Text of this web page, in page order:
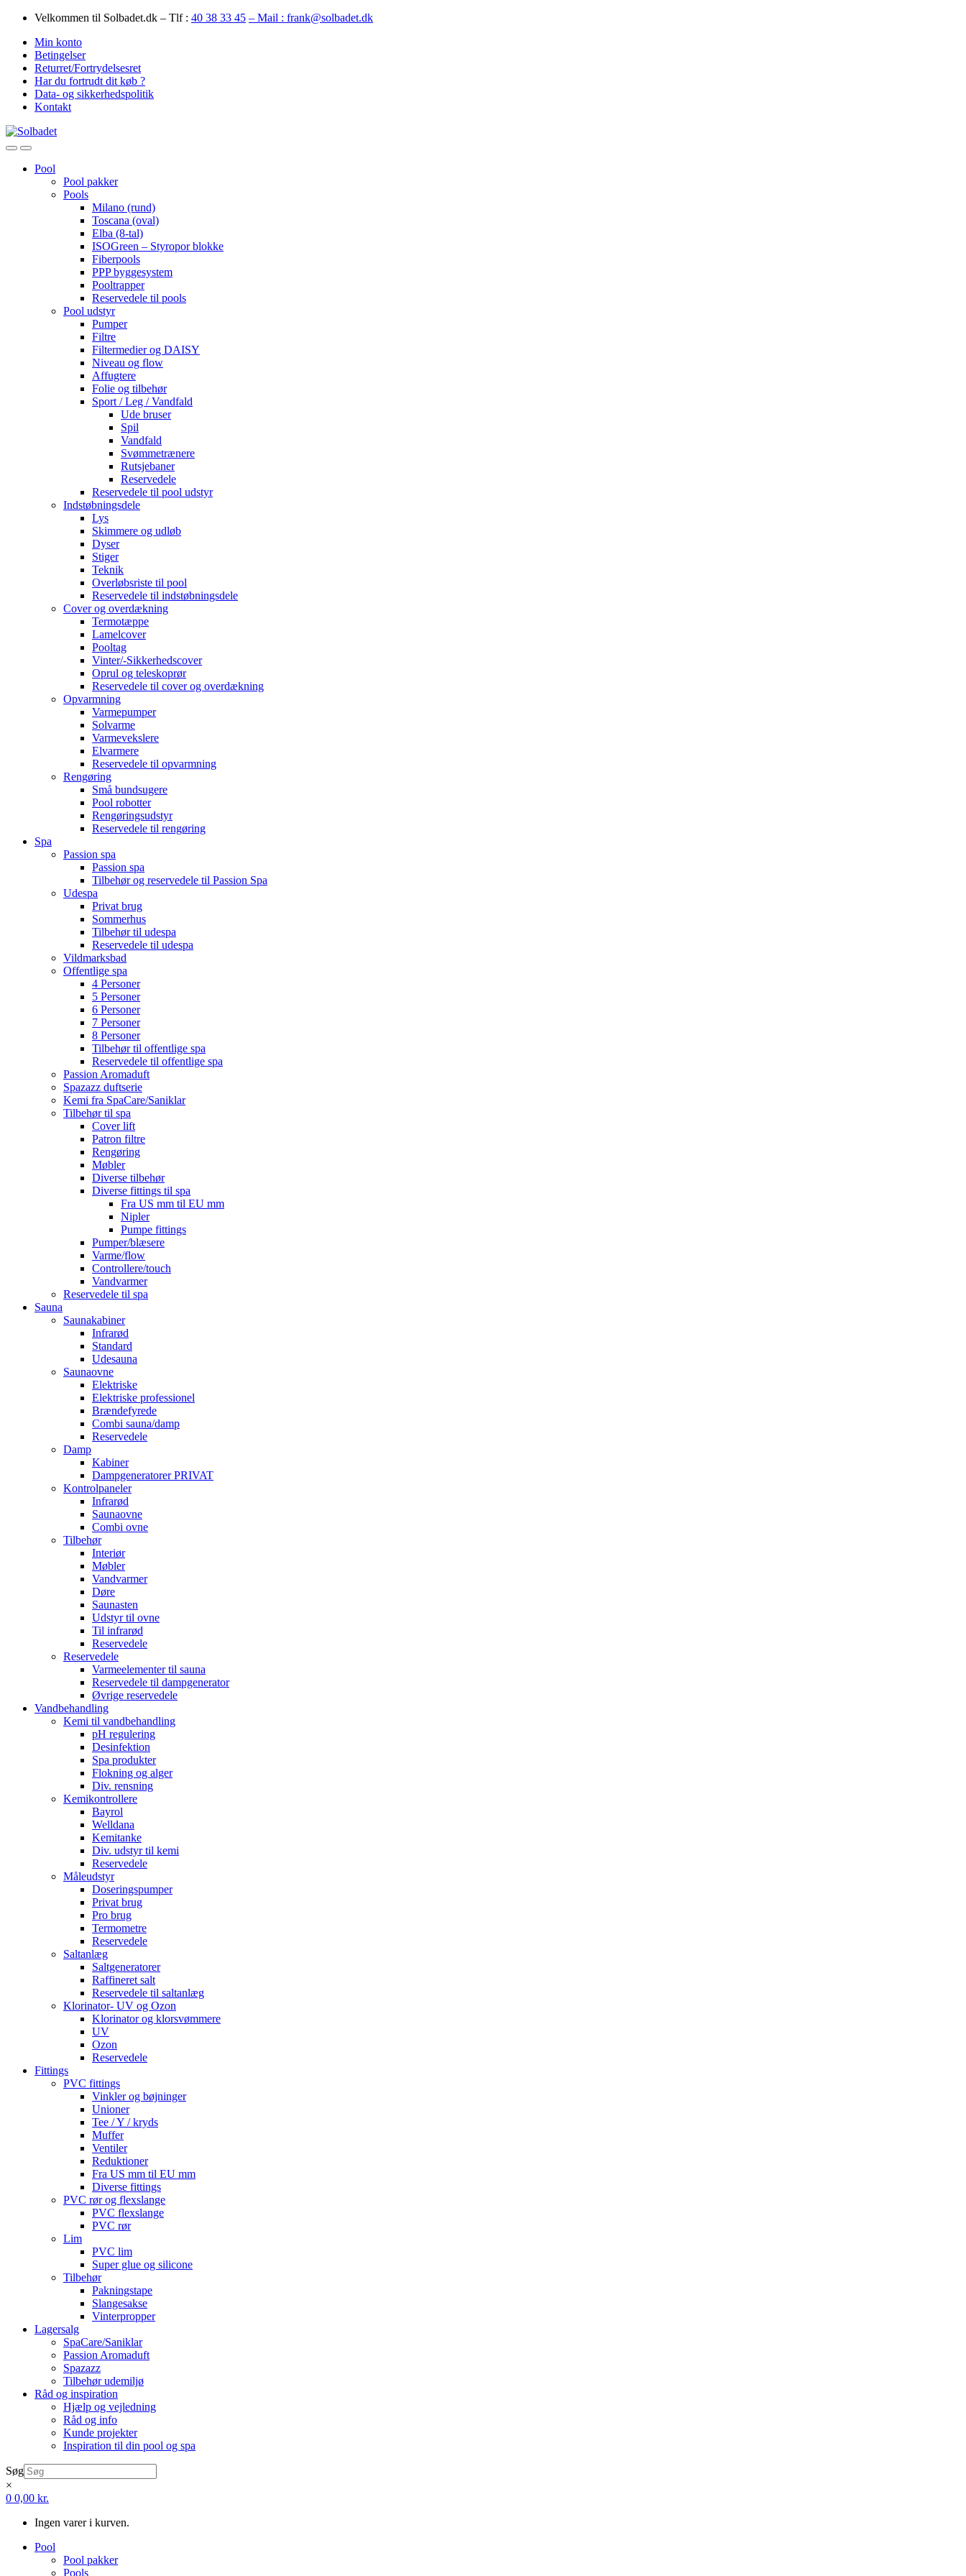
Skip
navigation
Skip
content
Velkommen til Solbadet.dk – Tlf : 40 38 33 45 – Mail : frank@solbadet.dk
Min konto
Betingelser
Returret/Fortrydelsesret
Har du fortrudt dit køb ?
Data- og sikkerhedspolitik
Kontakt
OpenClose
Pool
Pool pakker
Pools
Milano (rund)
Toscana (oval)
Elba (8-tal)
ISOGreen – Styropor blokke
Fiberpools
PPP byggesystem
Pooltrapper
Reservedele til pools
Pool udstyr
Pumper
Filtre
Filtermedier og DAISY
Niveau og flow
Affugtere
Folie og tilbehør
Sport / Leg / Vandfald
Ude bruser
Spil
Vandfald
Svømmetrænere
Rutsjebaner
Reservedele
Reservedele til pool udstyr
Indstøbningsdele
Lys
Skimmere og udløb
Dyser
Stiger
Teknik
Overløbsriste til pool
Reservedele til indstøbningsdele
Cover og overdækning
Termotæppe
Lamelcover
Pooltag
Vinter/-Sikkerhedscover
Oprul og teleskoprør
Reservedele til cover og overdækning
Opvarmning
Varmepumper
Solvarme
Varmevekslere
Elvarmere
Reservedele til opvarmning
Rengøring
Små bundsugere
Pool robotter
Rengøringsudstyr
Reservedele til rengøring
Spa
Passion spa
Passion spa
Tilbehør og reservedele til Passion Spa
Udespa
Privat brug
Sommerhus
Tilbehør til udespa
Reservedele til udespa
Vildmarksbad
Offentlige spa
4 Personer
5 Personer
6 Personer
7 Personer
8 Personer
Tilbehør til offentlige spa
Reservedele til offentlige spa
Passion Aromaduft
Spazazz duftserie
Kemi fra SpaCare/Saniklar
Tilbehør til spa
Cover lift
Patron filtre
Rengøring
Møbler
Diverse tilbehør
Diverse fittings til spa
Fra US mm til EU mm
Nipler
Pumpe fittings
Pumper/blæsere
Varme/flow
Controllere/touch
Vandvarmer
Reservedele til spa
Sauna
Saunakabiner
Infrarød
Standard
Udesauna
Saunaovne
Elektriske
Elektriske professionel
Brændefyrede
Combi sauna/damp
Reservedele
Damp
Kabiner
Dampgeneratorer PRIVAT
Kontrolpaneler
Infrarød
Saunaovne
Combi ovne
Tilbehør
Interiør
Møbler
Vandvarmer
Døre
Saunasten
Udstyr til ovne
Til infrarød
Reservedele
Reservedele
Varmeelementer til sauna
Reservedele til dampgenerator
Øvrige reservedele
Vandbehandling
Kemi til vandbehandling
pH regulering
Desinfektion
Spa produkter
Flokning og alger
Div. rensning
Kemikontrollere
Bayrol
Welldana
Kemitanke
Div. udstyr til kemi
Reservedele
Måleudstyr
Doseringspumper
Privat brug
Pro brug
Termometre
Reservedele
Saltanlæg
Saltgeneratorer
Raffineret salt
Reservedele til saltanlæg
Klorinator- UV og Ozon
Klorinator og klorsvømmere
UV
Ozon
Reservedele
Fittings
PVC fittings
Vinkler og bøjninger
Unioner
Tee / Y / kryds
Muffer
Ventiler
Reduktioner
Fra US mm til EU mm
Diverse fittings
PVC rør og flexslange
PVC flexslange
PVC rør
Lim
PVC lim
Super glue og silicone
Tilbehør
Pakningstape
Slangesakse
Vinterpropper
Lagersalg
SpaCare/Saniklar
Passion Aromaduft
Spazazz
Tilbehør udemiljø
Råd og inspiration
Hjælp og vejledning
Råd og info
Kunde projekter
Inspiration til din pool og spa
Søg
×
0 0,00 kr.
Ingen varer i kurven.
Pool
Pool pakker
Pools